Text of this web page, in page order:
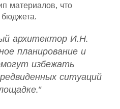
материалов, что
бюджета.
архитектор И.Н.
планирование и
избежать
ситуаций